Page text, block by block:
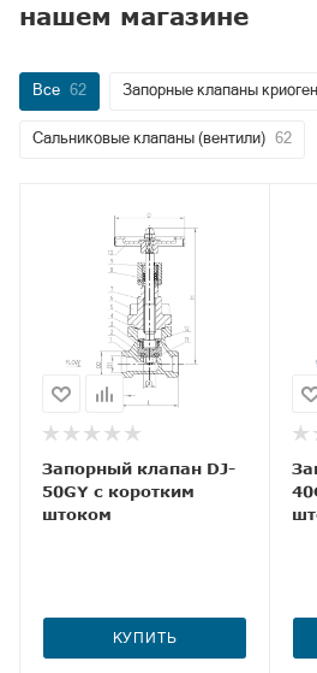
нашем магазине
Все 62 Запорные клапаны
Сальниковые клапаны (вентили) 62
Запорный клапан DJ-
50GY с коротким
штоком
КУПИТЬ